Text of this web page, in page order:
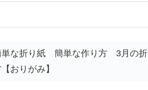
単な折り紙 簡単な作り方 3月の折
おりがみ】